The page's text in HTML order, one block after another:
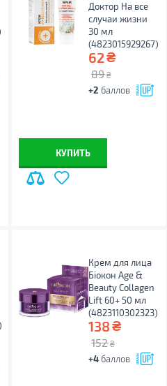
Доктор На все
случаи жизни
30 мл
(4823015929267)
62₴
89 ₴
+2 баллов
КУПИТЬ
Крем для лица
Біокон Age &
Beauty Collagen
Lift 60+ 50 мл
(4823110302323)
138₴
152 ₴
+4 баллов